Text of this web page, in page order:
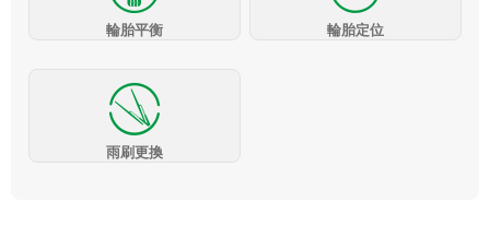
輪胎平衡 輪胎定位
雨刷更換